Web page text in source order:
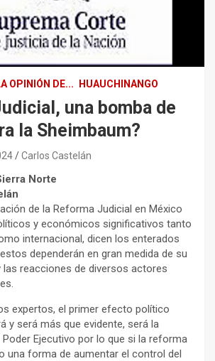
OPINIÓN DE... HUAUCHINANGO
una bomba de
la Sheimbaum?
Carlos Castelán
Norte
de la Reforma Judicial en México
y económicos significativos tanto
internacional, dicen los enterados
dependerán en gran medida de su
reacciones de diversos actores
expertos, el primer efecto político
y será más que evidente, será la
Ejecutivo por lo que si la reforma
una forma de aumentar el control del